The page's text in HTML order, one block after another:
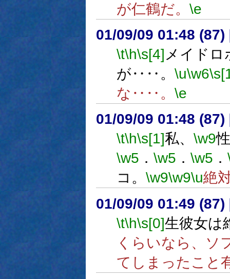
が仁鶴だ。 \e
01/09/09 01:48 (87)
\t\h\s[4] メイド
が‥‥。 \u\w6
な‥‥。 \e
01/09/09 01:48 (87)
\t\h\s[1]私、 \w9
\w5 ． \w5 ． \w5 ．
コ。 \w9\w9\u絶
01/09/09 01:49 (87)
\t\h\s[0]生彼女は
くらいなら、ソ
てしまったこと